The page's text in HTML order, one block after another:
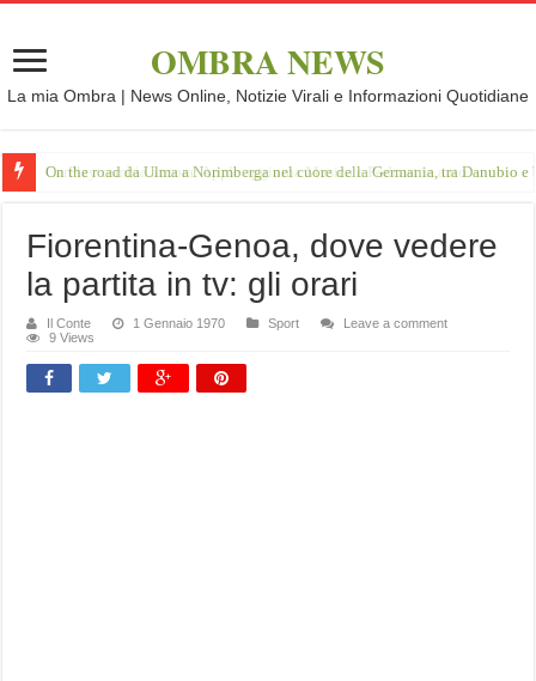
OMBRA NEWS
La mia Ombra | News Online, Notizie Virali e Informazioni Quotidiane
On the road da Ulma a Norimberga nel cuore della Germania, tra Danubio
Fiorentina-Genoa, dove vedere
la partita in tv: gli orari
Il Conte 1 Gennaio 1970 Sport
Leave a comment
9 Views